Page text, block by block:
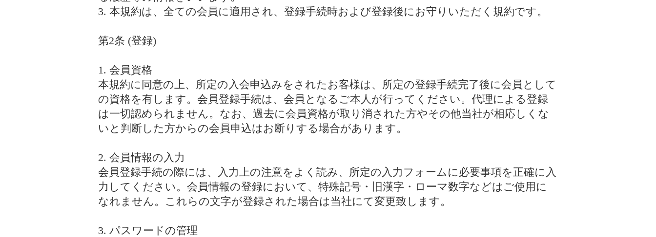
3. 本規約は、全ての会員に適用され、登録手続時および登録後にお守りいただく規約です。
第2条 (登録)
1. 会員資格
本規約に同意の上、所定の入会申込みをされたお客様は、所定の登録手続完了後に会員として
の資格を有します。会員登録手続は、会員となるご本人が行ってください。代理による登録
は一切認められません。なお、過去に会員資格が取り消された方やその他当社が相応しくな
いと判断した方からの会員申込はお断りする場合があります。
2. 会員情報の入力
会員登録手続の際には、入力上の注意をよく読み、所定の入力フォームに必要事項を正確に入
力してください。会員情報の登録において、特殊記号・旧漢字・ローマ数字などはご使用に
なれません。これらの文字が登録された場合は当社にて変更致します。
3. パスワードの管理